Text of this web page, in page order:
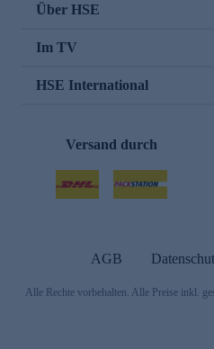
Über HSE
Im TV
HSE International
Versand durch
AGB
Alle Rechte vorbehalten. Alle Preise inkl.